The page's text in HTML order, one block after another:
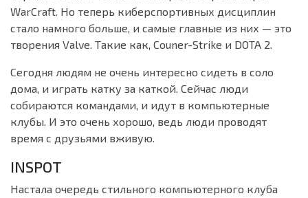
WarCraft. Но теперь киберспортивных дисциплин
стало намного больше, и самые главные из них — это
творения Valve. Такие как, Couner-Strike и DOTA 2.
Сегодня людям не очень интересно сидеть в соло
дома, и играть катку за каткой. Сейчас люди
собираются командами, и идут в компьютерные
клубы. И это очень хорошо, ведь люди проводят
время с друзьями вживую.
INSPOT
Настала очередь стильного компьютерного клуба